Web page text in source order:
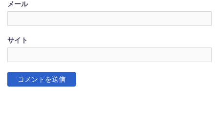
メール
サイト